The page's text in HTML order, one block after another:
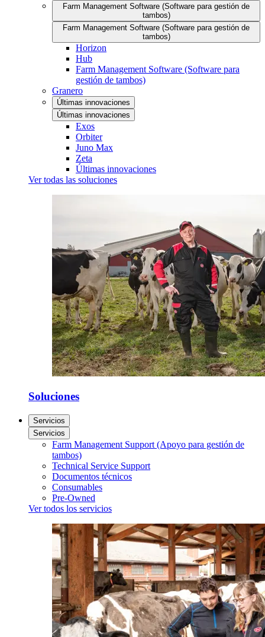
Farm Management Software (Software para gestión de
tambos)
Farm Management Software (Software para gestión de
tambos)
Horizon
Hub
Farm Management Software (Software para
gestión de tambos)
Granero
Últimas innovaciones
Últimas innovaciones
Exos
Orbiter
Juno Max
Zeta
Últimas innovaciones
Ver todas las soluciones
Soluciones
Servicios
Servicios
Farm Management Support (Apoyo para gestión de
tambos)
Technical Service Support
Documentos técnicos
Consumables
Pre-Owned
Ver todos los servicios